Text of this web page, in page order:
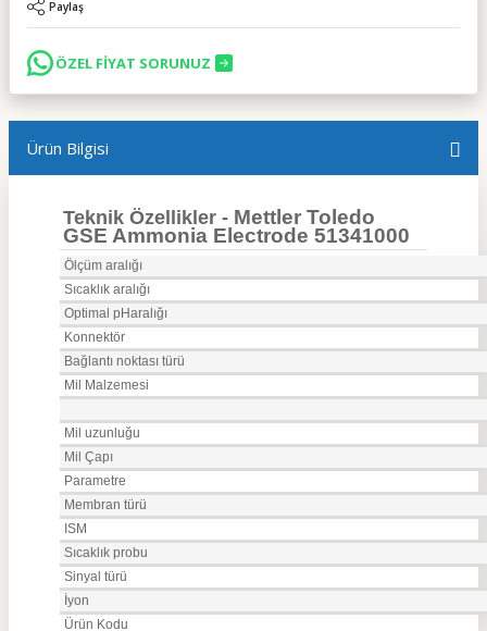
Paylaş
ÖZEL FİYAT SORUNUZ
Ürün Bilgisi
Teknik Özellikler - Mettler Toledo
GSE Ammonia Electrode 51341000
Ölçüm aralığı
Sıcaklık aralığı
Optimal pHaralığı
Konnektör
Bağlantı noktası türü
Mil Malzemesi
Mil uzunluğu
Mil Çapı
Parametre
Membran türü
ISM
Sıcaklık probu
Sinyal türü
İyon
Ürün Kodu